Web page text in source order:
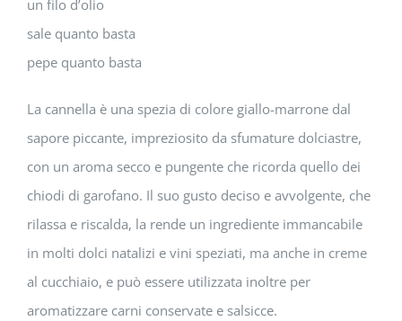
un filo d’olio
sale quanto basta
pepe quanto basta
La cannella è una spezia di colore giallo-marrone dal
sapore piccante, impreziosito da sfumature dolciastre,
con un aroma secco e pungente che ricorda quello dei
chiodi di garofano. Il suo gusto deciso e avvolgente, che
rilassa e riscalda, la rende un ingrediente immancabile
in molti dolci natalizi e vini speziati, ma anche in creme
al cucchiaio, e può essere utilizzata inoltre per
aromatizzare carni conservate e salsicce.